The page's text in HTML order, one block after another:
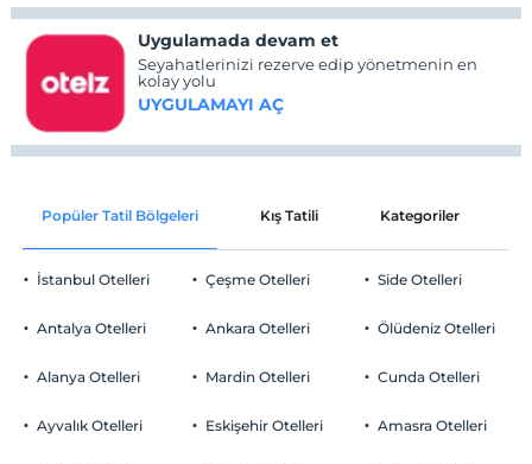
Uygulamada devam et
Seyahatlerinizi rezerve edip yönetmenin en
kolay yolu
UYGULAMAYI AÇ
Popüler Tatil Bölgeleri Kış Tatili Kategoriler
İstanbul Otelleri
Antalya Otelleri
Alanya Otelleri
Ayvalık Otelleri
Çeşme Otelleri
Ankara Otelleri
Mardin Otelleri
Eskişehir Otelleri
Side Otelleri
Ölüdeniz Otelleri
Cunda Otelleri
Amasra Otelleri